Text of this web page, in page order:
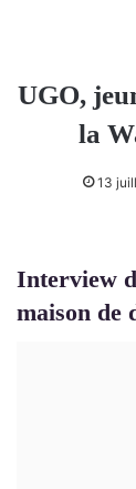
UGO,
la
13
Interview
maison de